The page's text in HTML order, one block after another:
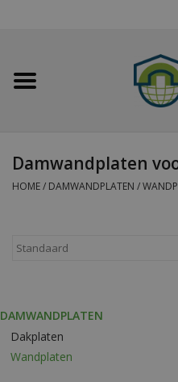
Home
Damwandplaten
Sandwichpanelen
Damwandplaten
HOME/ DAMWANDPLATEN /
DAMWANDPLATEN
Dakplaten
Wandplaten